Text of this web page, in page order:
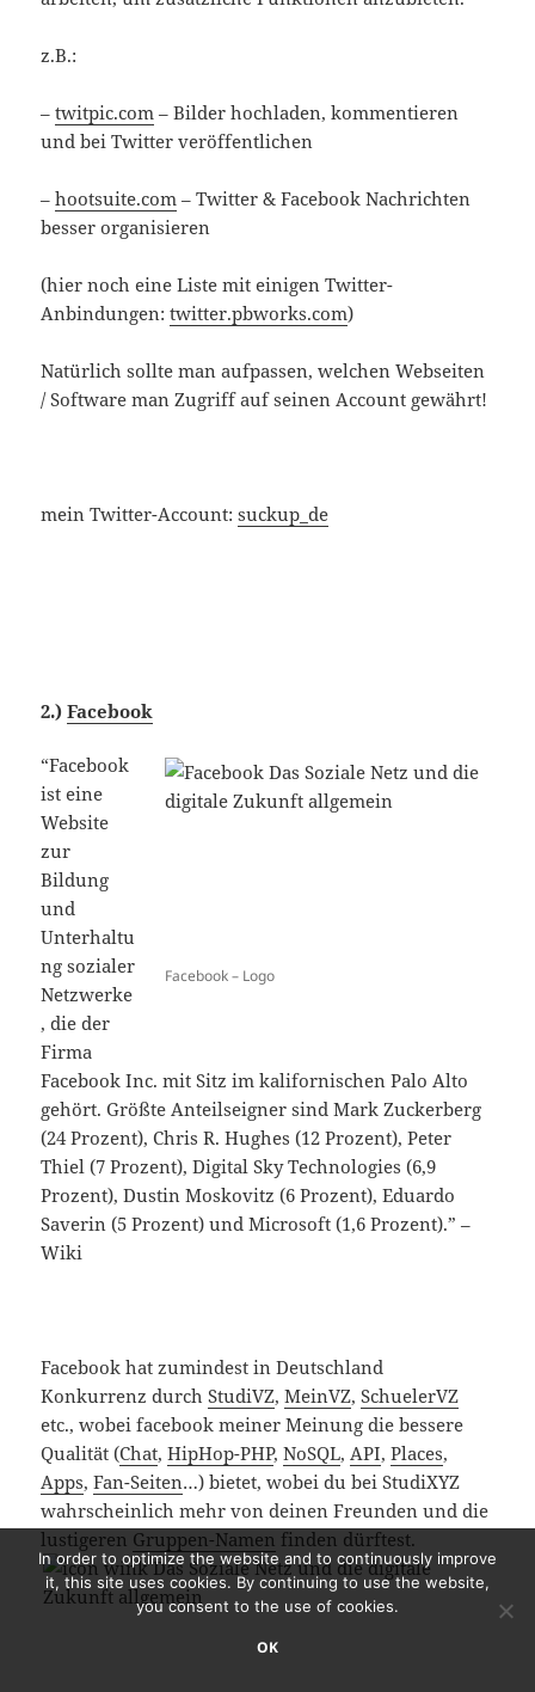
z.B.:
–twitpic.com – Bilder hochladen, kommentieren
und bei Twitter veröffentlichen
–hootsuite.com – Twitter & Facebook Nachrichten
besser organisieren
(hier noch eine Liste mit einigen Twitter-
Anbindungen:twitter.pbworks.com)
Natürlich sollte man aufpassen, welchen Webseiten
/ Software man Zugriff auf seinen Account gewährt!
mein Twitter-Account:suckup_de
2.)Facebook
Facebook – Logo
“Facebook
ist eine
Website
zur
Bildung
und
Unterhaltu
ng sozialer
Netzwerke
, die der
Firma
Facebook Inc. mit Sitz im kalifornischen Palo Alto
gehört. Größte Anteilseigner sind Mark Zuckerberg
(24 Prozent), Chris R. Hughes (12 Prozent), Peter
Thiel (7 Prozent), Digital Sky Technologies (6,9
Prozent), Dustin Moskovitz (6 Prozent), Eduardo
Saverin (5 Prozent) und Microsoft (1,6 Prozent).” –
Wiki
Facebook hat zumindest in Deutschland
Konkurrenz durchStudiVZ,MeinVZ,SchuelerVZ
etc., wobei facebook meiner Meinung die bessere
Qualität (Chat,HipHop-PHP,NoSQL,API,Places,
Apps,Fan-Seiten…) bietet, wobei du bei StudiXYZ
wahrscheinlich mehr von deinen Freunden und die
lustigeren Gruppen-Namen finden dürftest.
In order to optimize the website and to continuously improve
it, this site uses cookies. By continuing to use the website,
you consent to the use of cookies.
OK